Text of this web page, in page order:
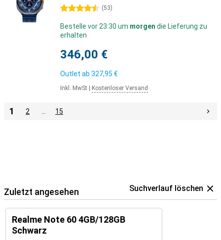
4.5 Sterne (53)
Bestelle vor 23:30 um morgen die Lieferung zu
erhalten
346,00 €
Outlet ab 327,95 €
Inkl. MwSt Kostenloser Versand
1 2 15
Zuletzt angesehen Suchverlauf löschen
Realme Note 60 4GB/128GB
Schwarz